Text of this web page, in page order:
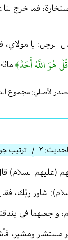
فما خرج لنا
الرجل: يا
هُوَ اللَّهُ أَحَدٌ﴾
الأصلي: مجموع
٢ / ترتيب
(عليهم السلام)
شاور ربّك،
واجعلهما في
مستشار ومشير،